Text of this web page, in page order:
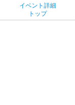
イベント詳細
トップ